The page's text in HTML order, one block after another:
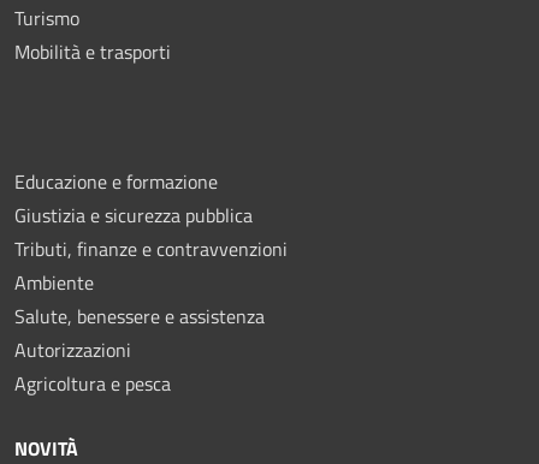
Turismo
Mobilità e trasporti
Educazione e formazione
Giustizia e sicurezza pubblica
Tributi, finanze e contravvenzioni
Ambiente
Salute, benessere e assistenza
Autorizzazioni
Agricoltura e pesca
NOVITÀ